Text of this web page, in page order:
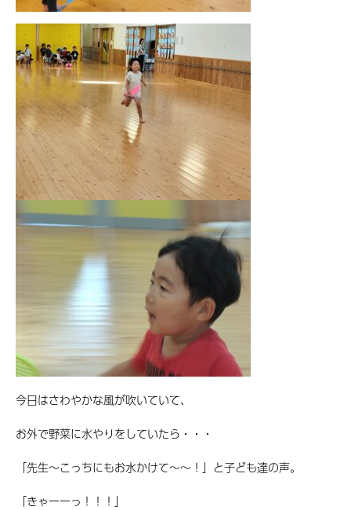
今日はさわやかな風が吹いていて、
お外で野菜に水やりをしていたら・・・
「先生～こっちにもお水かけて～～！」と子ども達の声。
「きゃーーっ！！！」